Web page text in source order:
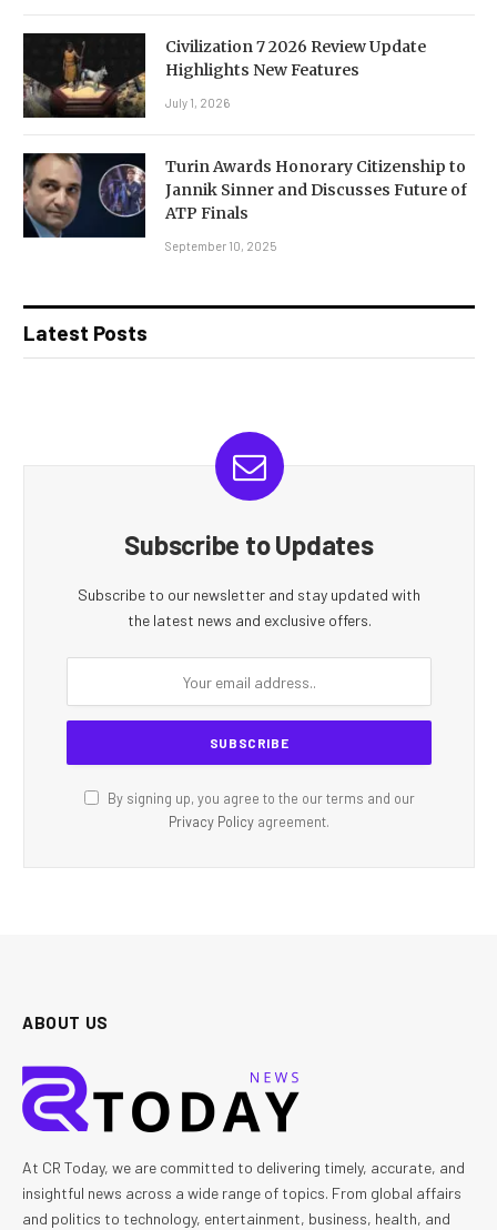
Civilization 7 2026 Review Update
Highlights New Features
July 1, 2026
Turin Awards Honorary Citizenship to
Jannik Sinner and Discusses Future of
ATP Finals
September 10, 2025
Latest Posts
Subscribe to Updates
Subscribe to our newsletter and stay updated with
the latest news and exclusive offers.
By signing up, you agree to the our terms and our
Privacy Policy agreement.
ABOUT US
At CR Today, we are committed to delivering timely, accurate, and
insightful news across a wide range of topics. From global affairs
and politics to technology, entertainment, business, health, and